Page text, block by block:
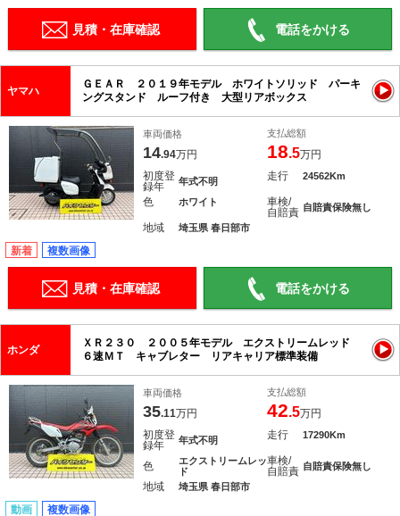
見積・在庫確認 電話をかける
ヤマハ
ＧＥＡＲ ２０１９年モデル ホワイトソリッド パーキ
ングスタンド ルーフ付き 大型リアボックス
車両価格
14.94万円
支払総額
18.5万円
初度登
録年
年式不明 走行 24562Km
色 ホワイト
車検/
自賠責 自賠責保険無し
地域 埼玉県 春日部市
新着 複数画像
見積・在庫確認 電話をかける
ホンダ
ＸＲ２３０ ２００５年モデル エクストリームレッド
６速ＭＴ キャブレター リアキャリア標準装備
車両価格
35.11万円
支払総額
42.5万円
初度登
録年
年式不明 走行 17290Km
色
エクストリームレッ
ド
車検/
自賠責 自賠責保険無し
地域 埼玉県 春日部市
動画 複数画像